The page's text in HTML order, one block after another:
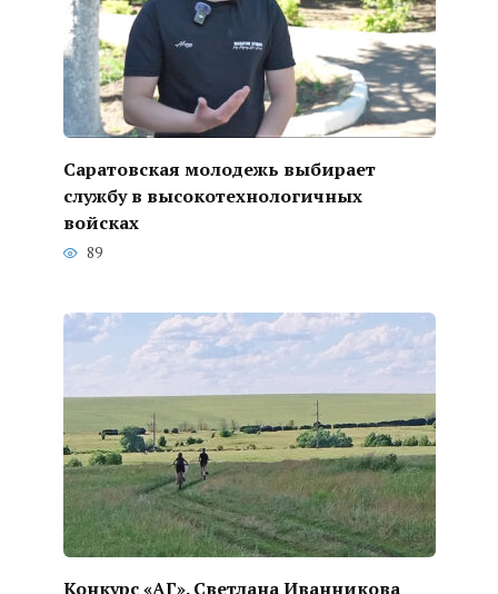
Саратовская молодежь выбирает
службу в высокотехнологичных
войсках
89
Конкурс «АГ». Светлана Иванникова